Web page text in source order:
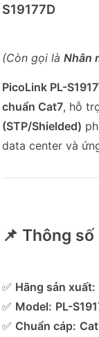
S19177D
(Còn gọi là Nhân
PicoLink PL-
chuẩn Cat7, hỗ
(STP/Shielded)
data center và
📌 Thông
✅ Hãng sản xuất:
✅ Model: PL-
✅ Chuẩn cáp: